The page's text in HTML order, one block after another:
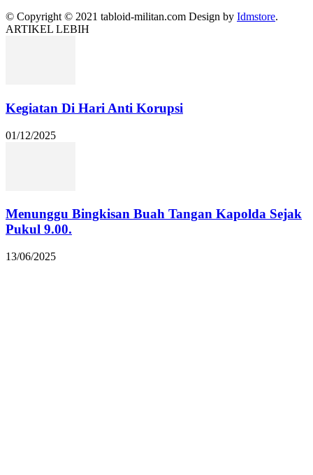
© Copyright © 2021 tabloid-militan.com Design by Idmstore.
ARTIKEL LEBIH
Kegiatan Di Hari Anti Korupsi
01/12/2025
Menunggu Bingkisan Buah Tangan Kapolda Sejak
Pukul 9.00.
13/06/2025